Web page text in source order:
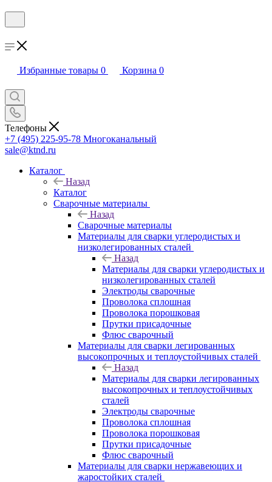
Избранные товары 0 Корзина 0
Телефоны
+7 (495) 225-95-78 Многоканальный
sale@ktnd.ru
Каталог
Назад
Каталог
Сварочные материалы
Назад
Сварочные материалы
Материалы для сварки углеродистых и
низколегированных сталей
Назад
Материалы для сварки углеродистых и
низколегированных сталей
Электроды сварочные
Проволока сплошная
Проволока порошковая
Прутки присадочные
Флюс сварочный
Материалы для сварки легированных
высокопрочных и теплоустойчивых сталей
Назад
Материалы для сварки легированных
высокопрочных и теплоустойчивых
сталей
Электроды сварочные
Проволока сплошная
Проволока порошковая
Прутки присадочные
Флюс сварочный
Материалы для сварки нержавеющих и
жаростойких сталей